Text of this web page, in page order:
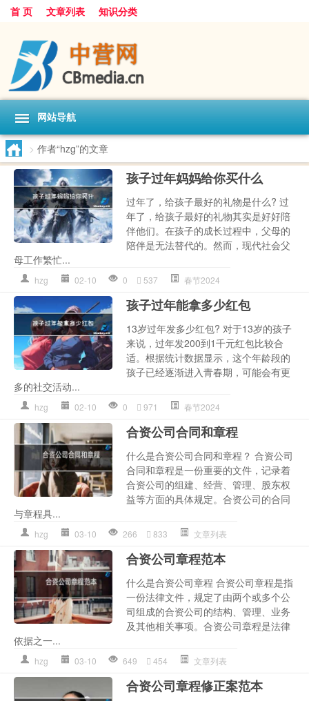
首 页 文章列表 知识分类
网站导航
> 作者“hzg”的文章
孩子过年妈妈给你买什么
过年了，给孩子最好的礼物是什么? 过
年了，给孩子最好的礼物其实是好好陪
伴他们。在孩子的成长过程中，父母的
陪伴是无法替代的。然而，现代社会父
母工作繁忙...
hzg 02-10 0 537 春节2024
孩子过年能拿多少红包
13岁过年发多少红包? 对于13岁的孩子
来说，过年发200到1千元红包比较合
适。根据统计数据显示，这个年龄段的
孩子已经逐渐进入青春期，可能会有更
多的社交活动...
hzg 02-10 0 971 春节2024
合资公司合同和章程
什么是合资公司合同和章程？ 合资公司
合同和章程是一份重要的文件，记录着
合资公司的组建、经营、管理、股东权
益等方面的具体规定。合资公司的合同
与章程具...
hzg 03-10 266 833 文章列表
合资公司章程范本
什么是合资公司章程 合资公司章程是指
一份法律文件，规定了由两个或多个公
司组成的合资公司的结构、管理、业务
及其他相关事项。合资公司章程是法律
依据之一...
hzg 03-10 649 454 文章列表
合资公司章程修正案范本